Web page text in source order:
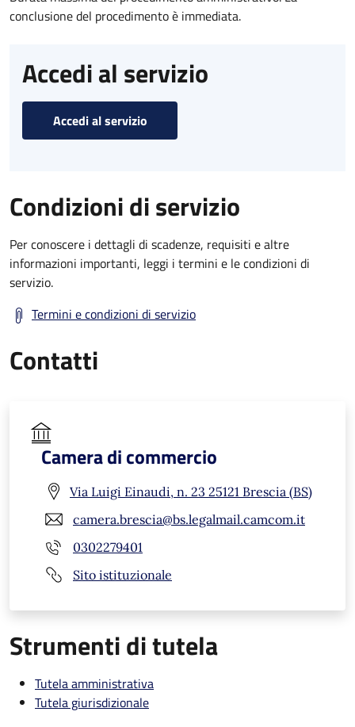
conclusione del procedimento è immediata.
Accedi al servizio
Accedi al servizio
Condizioni di servizio
Per conoscere i dettagli di scadenze, requisiti e altre
informazioni importanti, leggi i termini e le condizioni di
servizio.
Termini e condizioni di servizio
Contatti
Camera di commercio
Via Luigi Einaudi, n. 23 25121 Brescia (BS)
camera.brescia@bs.legalmail.camcom.it
0302279401
Sito istituzionale
Strumenti di tutela
Tutela amministrativa
Tutela giurisdizionale